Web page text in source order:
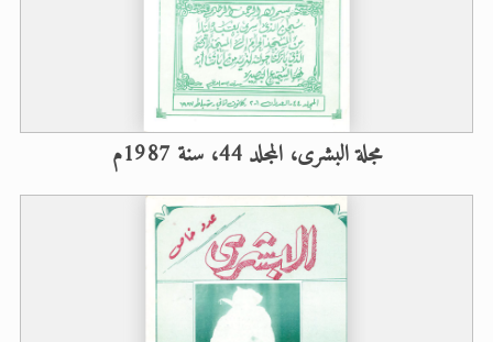
مجلة البشرى، المجلد 44، سنة 1987م